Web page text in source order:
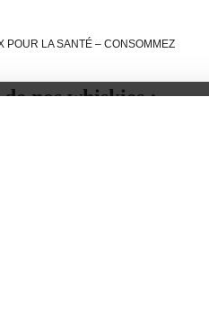
POUR LA SANTÉ – CONSOMMEZ
nos whiskies :
à quel moment ?
le malt
mets fins
note maltée
déguste :